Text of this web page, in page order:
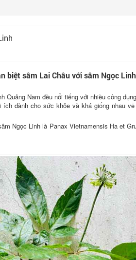
biệt sâm Lai Châu với sâm Ngọc Linh
Quảng Nam đều nổi tiếng với nhiều công
dành cho sức khỏe và khá giống nhau
Ngọc Linh là Panax Vietnamensis Ha et